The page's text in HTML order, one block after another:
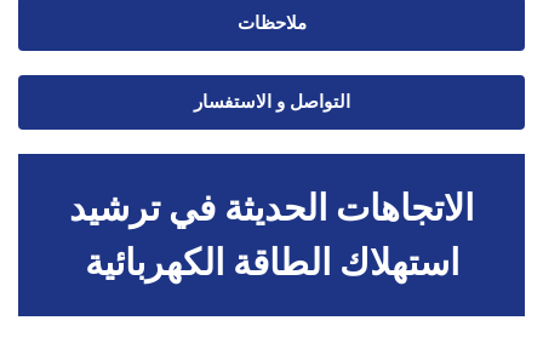
ملاحظات
التواصل و الاستفسار
الاتجاهات الحديثة في ترشيد
استهلاك الطاقة الكهربائية